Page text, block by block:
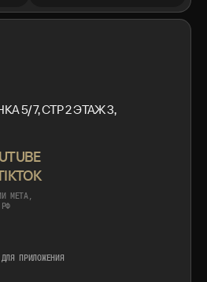
5/7, СТР 2 ЭТАЖ 3,
META,
ПРИЛОЖЕНИЯ